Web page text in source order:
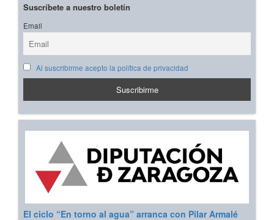
Suscríbete a nuestro boletín
Email
Al suscribirme acepto la política de privacidad
El ciclo “En torno al agua” arranca con Pilar Armalé